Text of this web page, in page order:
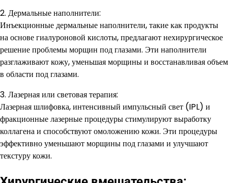
2. Дермальные наполнители:
Инъекционные дермальные наполнители, такие как продукты
на основе гиалуроновой кислоты, предлагают нехирургическое
решение проблемы морщин под глазами. Эти наполнители
разглаживают кожу, уменьшая морщины и восстанавливая объем
в области под глазами.
3. Лазерная или световая терапия:
Лазерная шлифовка, интенсивный импульсный свет (IPL) и
фракционные лазерные процедуры стимулируют выработку
коллагена и способствуют омоложению кожи. Эти процедуры
эффективно уменьшают морщины под глазами и улучшают
текстуру кожи.